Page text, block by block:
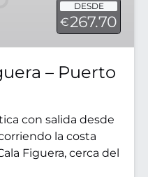
DESDE
€267.70
– Puerto
con salida desde
la costa
Figuera, cerca del